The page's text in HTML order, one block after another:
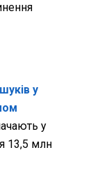
у
у
13,5 млн